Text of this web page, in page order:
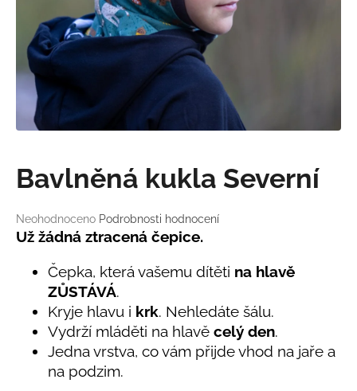
Průměrné
hodnocení
hvězdiček.
Neohodnoceno Podrobnosti hodnocení
Bavlněná kukla Severní
Už žádná ztracená čepice.
Čepka, která vašemu dítěti na hlavě
ZŮSTÁVÁ.
Kryje hlavu i krk. Nehledáte šálu.
Vydrží mláděti na hlavě celý den.
Jedna vrstva, co vám přijde vhod na jaře a
na podzim.
t
HLEDAT